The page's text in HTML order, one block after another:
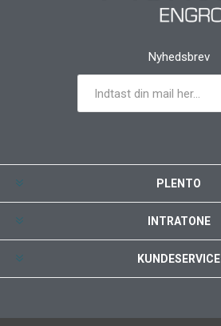
Nyhedsbrev
PLENTO
INTRATONE
KUNDESERVICE